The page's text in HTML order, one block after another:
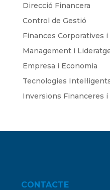
Direcció Financera
Control de Gestió
Finances Corporatives
Management i
Empresa i Economia
Tecnologies
Inversions Financeres
CONTACTE